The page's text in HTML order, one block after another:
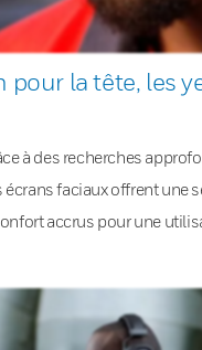
pour la tête, les
à des recherches
écrans faciaux offrent une
accrus pour une